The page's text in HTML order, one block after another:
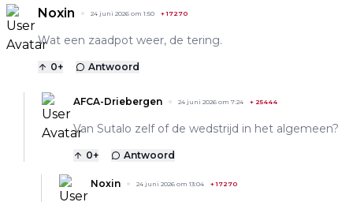
Noxin 24 juni 2026 om 1:50 +17270
Wat een zaadpot weer, de tering.
0+ Antwoord
AFCA-Driebergen 24 juni 2026 om 7:24 + 25444
Van Sutalo zelf of de wedstrijd in het algemeen?
0+ Antwoord
Noxin 24 juni 2026 om 13:04 +17270